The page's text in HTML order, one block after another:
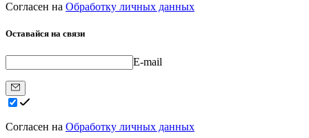
Согласен на Обработку личных данных
Оставайся на связи
E-mail
Согласен на Обработку личных данных